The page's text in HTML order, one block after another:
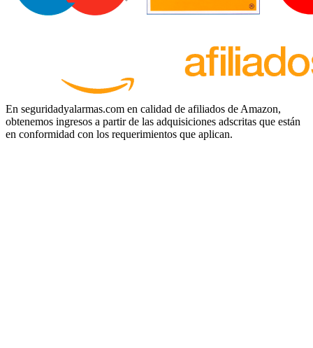
En seguridadyalarmas.com en calidad de afiliados de Amazon,
obtenemos ingresos a partir de las adquisiciones adscritas que están
en conformidad con los requerimientos que aplican.